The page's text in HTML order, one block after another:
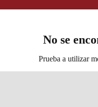
No se
Prueba a utilizar